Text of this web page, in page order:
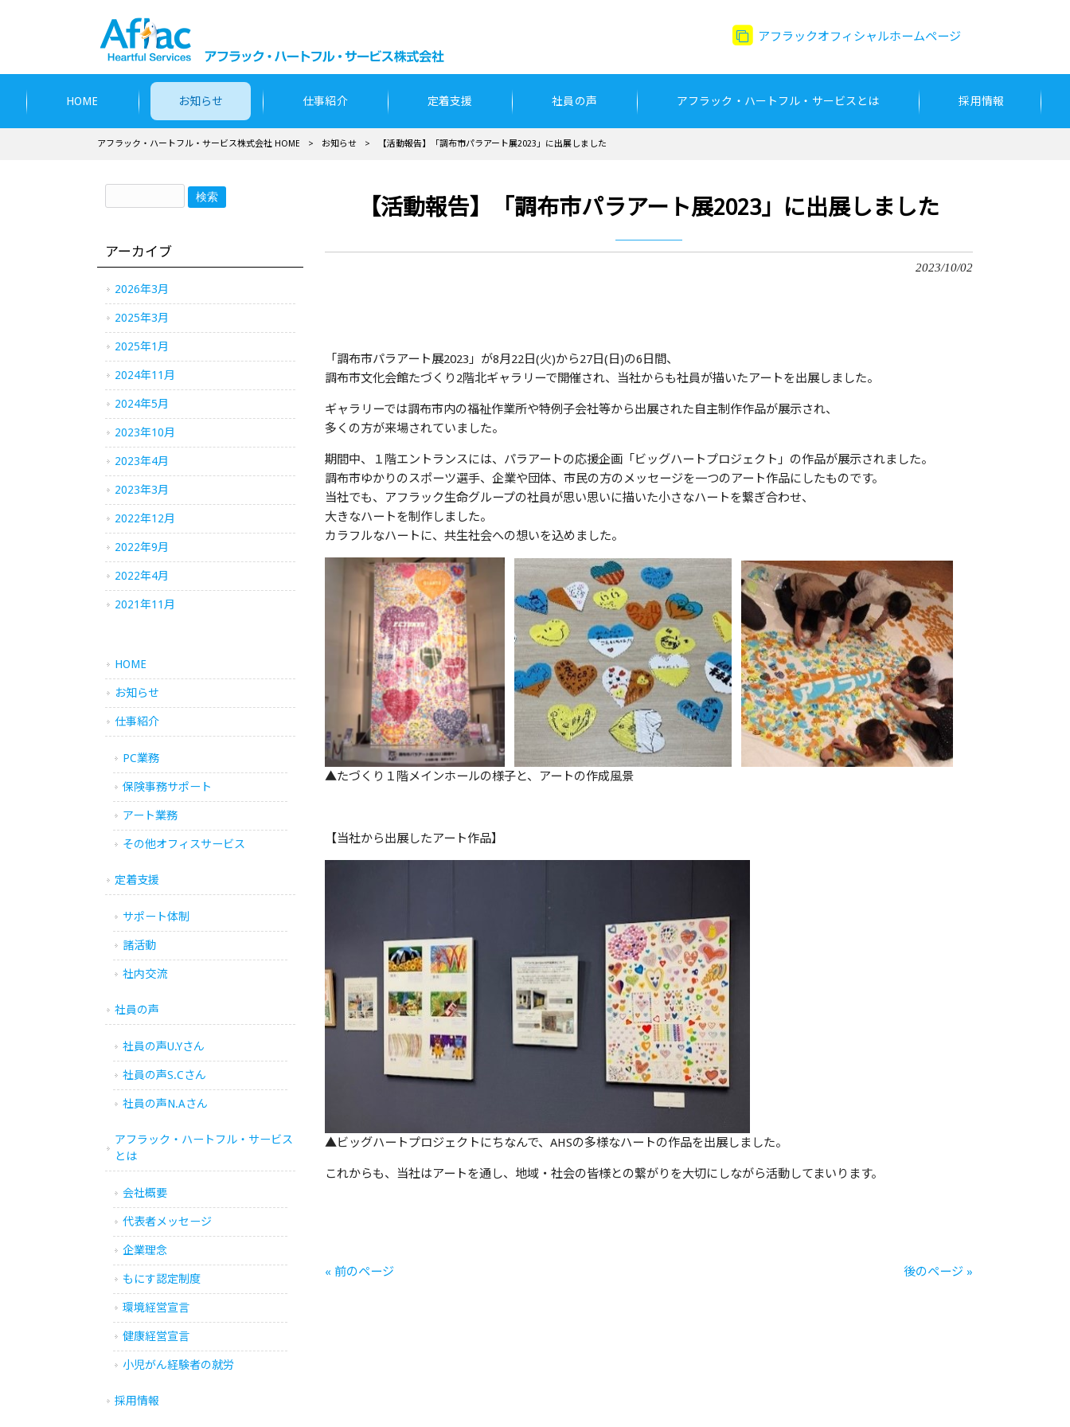
アフラックオフィシャルホームページ
HOME お知らせ 仕事紹介 定着支援 社員の声 アフラック・ハートフル・サービスとは 採用情報
アフラック・ハートフル・サービス株式会社 HOME > お知らせ > 【活動報告】「調布市パラアート展2023」に出展しました
【活動報告】「調布市パラアート展2023」に出展しました
2023/10/02
「調布市パラアート展2023」が8月22日(火)から27日(日)の6日間、
調布市文化会館たづくり2階北ギャラリーで開催され、当社からも社員が描いたアートを出展しました。
ギャラリーでは調布市内の福祉作業所や特例子会社等から出展された自主制作作品が展示され、
多くの方が来場されていました。
期間中、１階エントランスには、パラアートの応援企画「ビッグハートプロジェクト」の作品が展示されました。
調布市ゆかりのスポーツ選手、企業や団体、市民の方のメッセージを一つのアート作品にしたものです。
当社でも、アフラック生命グループの社員が思い思いに描いた小さなハートを繋ぎ合わせ、
大きなハートを制作しました。
カラフルなハートに、共生社会への想いを込めました。
▲たづくり１階メインホールの様子と、アートの作成風景
【当社から出展したアート作品】
▲ビッグハートプロジェクトにちなんで、AHSの多様なハートの作品を出展しました。
これからも、当社はアートを通し、地域・社会の皆様との繋がりを大切にしながら活動してまいります。
« 前のページ 後のページ »
アーカイブ
2026年3月
2025年3月
2025年1月
2024年11月
2024年5月
2023年10月
2023年4月
2023年3月
2022年12月
2022年9月
2022年4月
2021年11月
HOME
お知らせ
仕事紹介
PC業務
保険事務サポート
アート業務
その他オフィスサービス
定着支援
サポート体制
諸活動
社内交流
社員の声
社員の声U.Yさん
社員の声S.Cさん
社員の声N.Aさん
アフラック・ハートフル・サービス
とは
会社概要
代表者メッセージ
企業理念
もにす認定制度
環境経営宣言
健康経営宣言
小児がん経験者の就労
採用情報